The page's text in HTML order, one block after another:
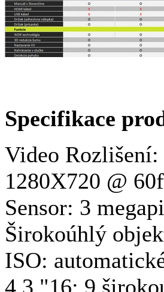
Specifikace
Video Rozlišení:
1280X720 @
Sensor: 3
Širokoúhlý
ISO:
4,3 "16: 9